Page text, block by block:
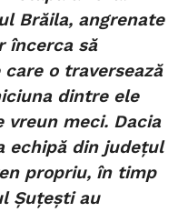
Brăila, angrenate
încerca să
o traversează
dintre ele
vreun meci. Dacia
echipă din județul
propriu, în timp
Șuțești au